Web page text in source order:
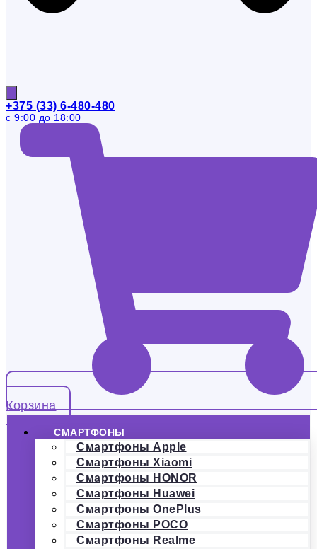
+375 (33) 6-480-480
с 9:00 до 18:00
Корзина
СМАРТФОНЫ
Смартфоны Apple
Смартфоны Xiaomi
Смартфоны HONOR
Смартфоны Huawei
Смартфоны OnePlus
Смартфоны POCO
Смартфоны Realme